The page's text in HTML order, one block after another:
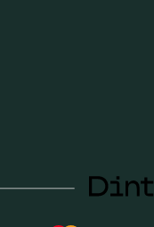
godkjent kuldemontør,